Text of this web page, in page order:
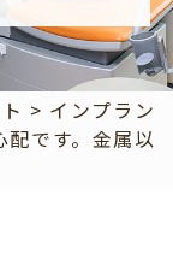
> インプラン
配です。金属以